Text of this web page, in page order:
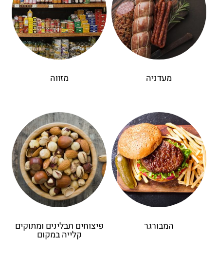
מעדניה מזווה
המבורגר פיצוחים תבלינים ומתוקים
קלייה במקום